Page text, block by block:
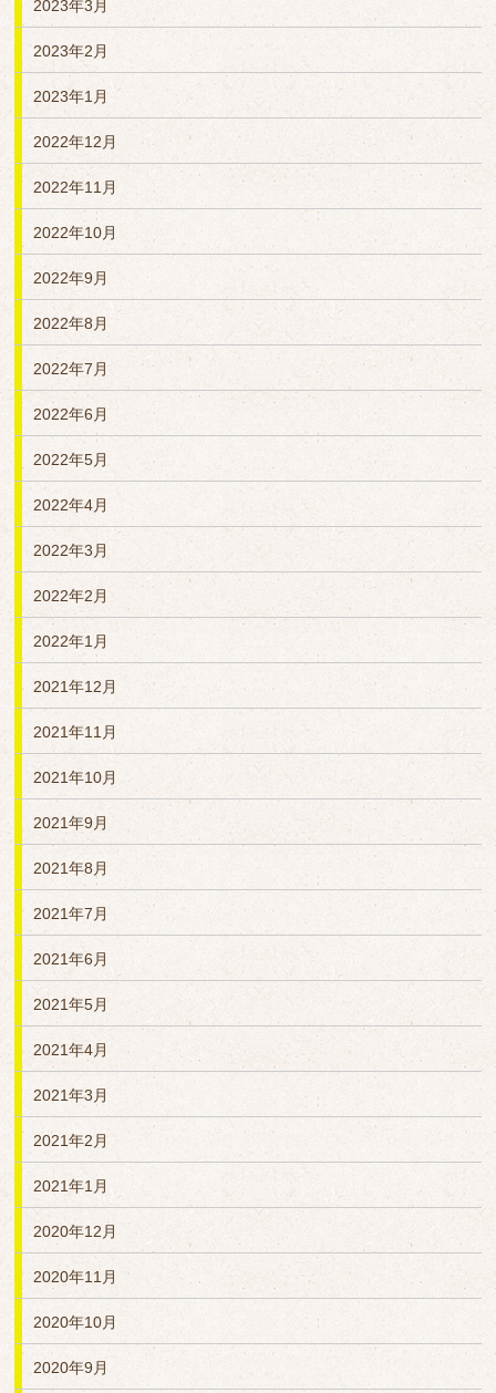
2023年3月
2023年2月
2023年1月
2022年12月
2022年11月
2022年10月
2022年9月
2022年8月
2022年7月
2022年6月
2022年5月
2022年4月
2022年3月
2022年2月
2022年1月
2021年12月
2021年11月
2021年10月
2021年9月
2021年8月
2021年7月
2021年6月
2021年5月
2021年4月
2021年3月
2021年2月
2021年1月
2020年12月
2020年11月
2020年10月
2020年9月